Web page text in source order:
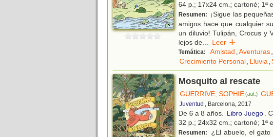
64 p.; 17x24 cm.; cartoné; 1ª
Resumen:
¡Sigue las
amigos hace que cualquier
un diluvio! Tulipán, Crocus y
lejos de... Leer
Temática: Amistad ,Aventuras,
Crecimiento Personal, Lluvia,
Mosquito al rescate
GUERRIVE, SOPHIE(aut.)
Juventud , Barcelona, 2017
De 6 a 8 años. Libro Juego.
32 p.; 24x32 cm.; cartoné; 1ª
Resumen: ¿El abuelo, el gato